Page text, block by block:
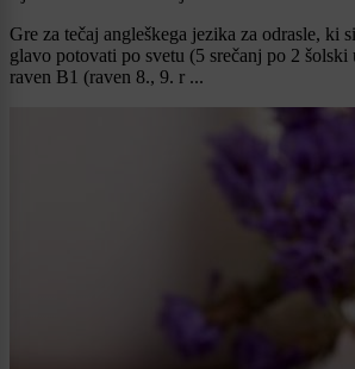
Gre za tečaj angleškega jezika za odrasle, ki
glavo potovati po svetu (5 srečanj po 2 šolski
raven B1 (raven 8., 9. r ...